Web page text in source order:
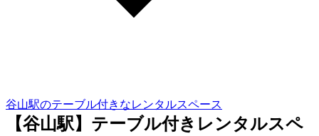
谷山駅のテーブル付きなレンタルスペース
【谷山駅】テーブル付きレンタルスペ